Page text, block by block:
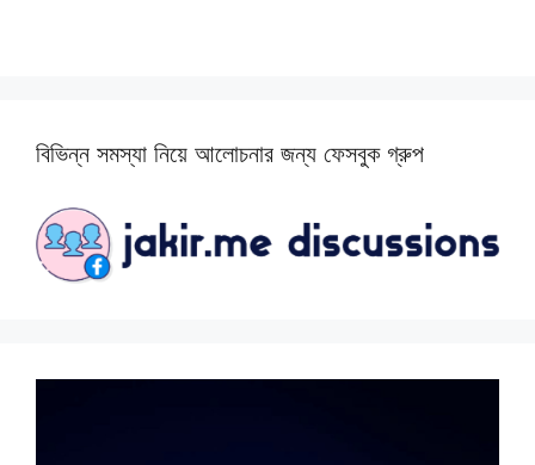
বিভিন্ন সমস্যা নিয়ে আলোচনার জন্য ফেসবুক গ্রুপ